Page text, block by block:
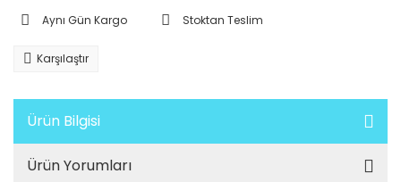
Aynı Gün Kargo Stoktan Teslim
Karşılaştır
Ürün Bilgisi
Ürün Yorumları